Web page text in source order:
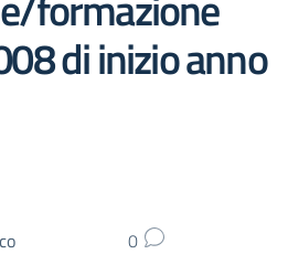
di inizio anno
0